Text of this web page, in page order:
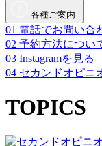
各種ご案内
01 電話でお問い合
02 予約方法につい
03 Instagramを見る
04 セカンドオピニ
TOPICS